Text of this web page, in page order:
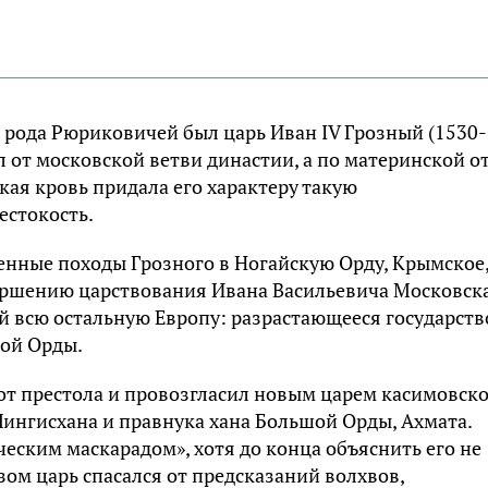
Рюриковичей был царь Иван IV Грозный (1530-
московской ветви династии, а по материнской
кровь придала его характеру такую
походы Грозного в Ногайскую Орду, Крымское,
царствования Ивана Васильевича
остальную Европу: разрастающееся
Орды.
престола и провозгласил новым царем
и правнука хана Большой Орды, Ахмата.
маскарадом», хотя до конца объяснить его не
царь спасался от предсказаний волхвов,